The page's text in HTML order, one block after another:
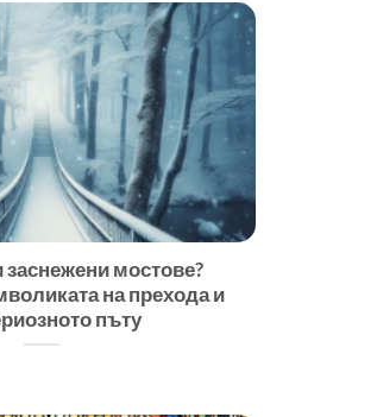
мостове?
на прехода и
пъту